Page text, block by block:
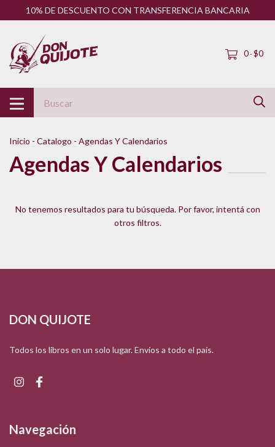
10% DE DESCUENTO CON TRANSFERENCIA BANCARIA
0-$0
Inicio - Catalogo - Agendas Y Calendarios
Agendas Y Calendarios
No tenemos resultados para tu búsqueda. Por favor, intentá con
otros filtros.
DON QUIJOTE
Todos los libros en un solo lugar. Envíos a todo el país.
Navegación